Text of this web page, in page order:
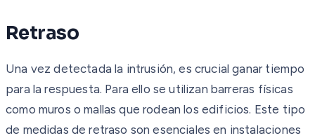
Retraso
Una vez detectada la intrusión, es crucial ganar tiempo
para la respuesta. Para ello se utilizan barreras físicas
como muros o mallas que rodean los edificios. Este tipo
de medidas de retraso son esenciales en instalaciones